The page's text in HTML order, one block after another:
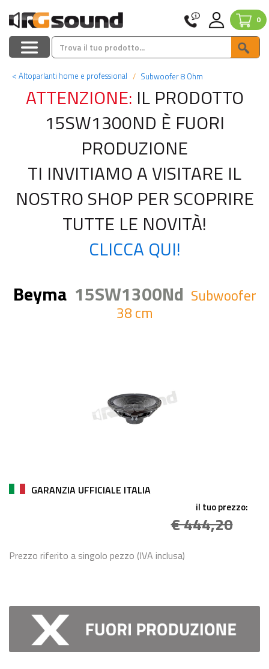
0
< Altoparlanti home e professional Subwoofer 8 Ohm
ATTENZIONE: IL PRODOTTO
15SW1300ND È FUORI
PRODUZIONE
TI INVITIAMO A VISITARE IL
NOSTRO SHOP PER SCOPRIRE
TUTTE LE NOVITÀ!
CLICCA QUI!
Beyma 15SW1300Nd Subwoofer
38 cm
GARANZIA UFFICIALE ITALIA
il tuo prezzo:
€ 444,20
Prezzo riferito a singolo pezzo (IVA inclusa)